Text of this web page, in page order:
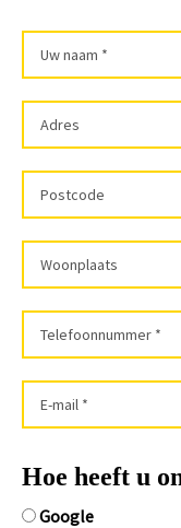
Hoe heeft u
Google